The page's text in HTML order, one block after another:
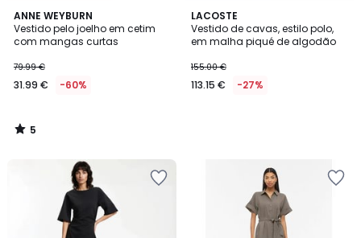
ANNE WEYBURN
Vestido pelo joelho em cetim
com mangas curtas
79.99 €
31.99 € -60%
5
/
5
5
/
LACOSTE
Vestido de cavas, estilo polo,
em malha piqué de algodão
155.00 €
113.15 € -27%